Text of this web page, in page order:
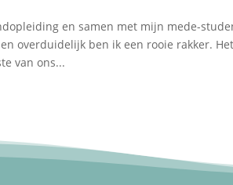
en samen met mijn mede-
en overduidelijk ben ik een rooie rakker.
van ons...